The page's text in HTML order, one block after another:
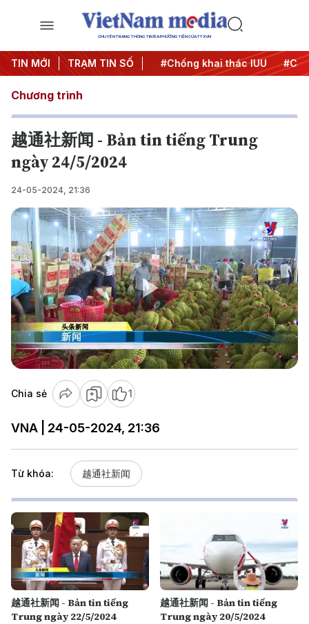
CHUYÊN TRANG THÔNG TIN ĐA PHƯƠNG TIỆN CỦA TTXVN
TIN MỚI TRẠM TIN SỐ
#Chiến dịch 500 ngày đêm #Chống khai thác IUU
Chương trình
越通社新闻 - Bản tin tiếng Trung
ngày 24/5/2024
24-05-2024, 21:36
Play
Video
Chia sẻ 1
VNA | 24-05-2024, 21:36
Từ khóa: 越通社新闻
越通社新闻 - Bản tin tiếng
Trung ngày 22/5/2024
越通社新闻 - Bản tin tiếng
Trung ngày 20/5/2024